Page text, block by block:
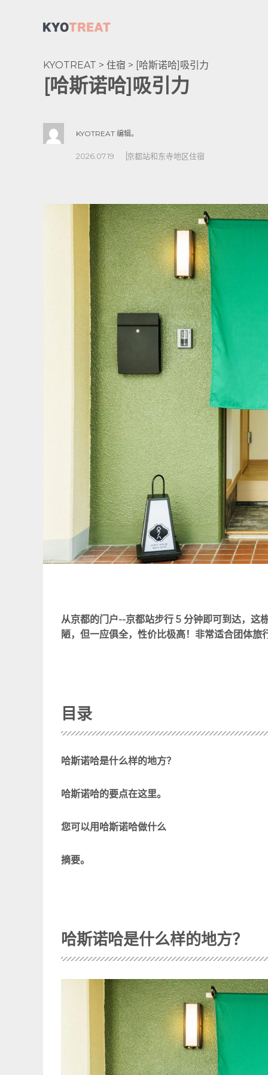
KYOTREAT > 住宿 > [哈斯诺哈]吸引力
[哈斯诺哈]吸引力
KYOTREAT 编辑。
2026.07.19 京都站和东寺地区住宿
从京都的门户--京都站步行 5 分钟即可到达，这
陋，但一应俱全，性价比极高！非常适合团体旅
目录
哈斯诺哈是什么样的地方？
哈斯诺哈的要点在这里。
您可以用哈斯诺哈做什么
摘要。
哈斯诺哈是什么样的地方？